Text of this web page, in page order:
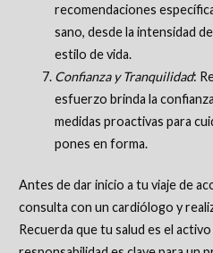
recomendaciones
sano, desde la intensidad
estilo de vida.
Confianza y Tranquilidad:
esfuerzo brinda la
medidas proactivas para
pones en forma.
Antes de dar inicio a tu viaje de
consulta con un cardiólogo y
Recuerda que tu salud es el